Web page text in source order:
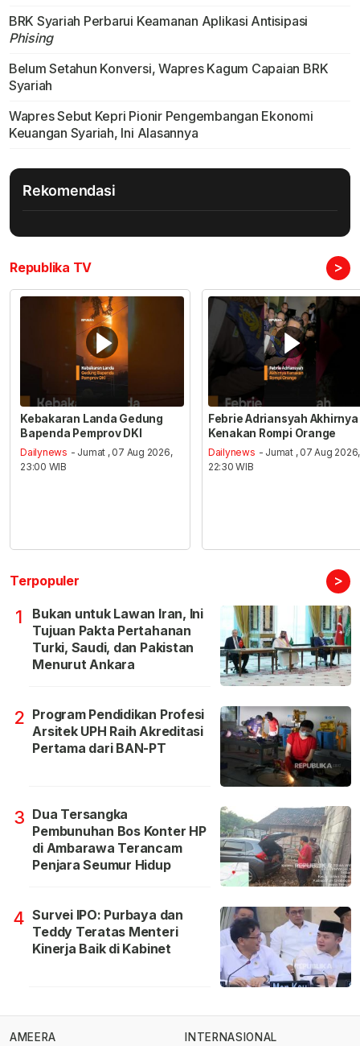
BRK Syariah Perbarui Keamanan Aplikasi Antisipasi
Phising
Belum Setahun Konversi, Wapres Kagum Capaian BRK
Syariah
Wapres Sebut Kepri Pionir Pengembangan Ekonomi
Keuangan Syariah, Ini Alasannya
Rekomendasi
Republika TV >
Kebakaran Landa Gedung
Bapenda Pemprov DKI
Dailynews - Jumat , 07 Aug 2026,
23:00 WIB
Febrie Adriansyah Akhirnya
Kenakan Rompi Orange
Dailynews - Jumat , 07 Aug 2026,
22:30 WIB
Terpopuler >
1
Bukan untuk Lawan Iran, Ini
Tujuan Pakta Pertahanan
Turki, Saudi, dan Pakistan
Menurut Ankara
2 Program Pendidikan Profesi
Arsitek UPH Raih Akreditasi
Pertama dari BAN-PT
3 Dua Tersangka
Pembunuhan Bos Konter HP
di Ambarawa Terancam
Penjara Seumur Hidup
4 Survei IPO: Purbaya dan
Teddy Teratas Menteri
Kinerja Baik di Kabinet
AMEERA INTERNASIONAL